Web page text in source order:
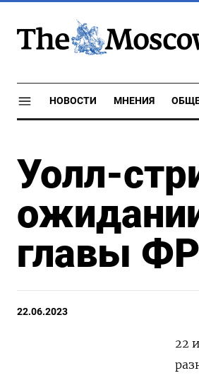
НОВОСТИ МНЕНИЯ
Уолл-
главы
22.06.2023
22